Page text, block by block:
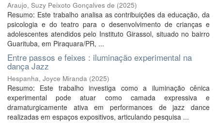
Araujo, Suzy Peixoto Gonçalves de (2025)
Resumo: Este trabalho analisa as contribuições da educação, da
psicologia e do teatro para o desenvolvimento de crianças e
adolescentes atendidos pelo Instituto Girassol, situado no bairro
Guarituba, em Piraquara/PR, ...
Entre passos e feixes : iluminação experimental na
dança Jazz
Hespanha, Joyce Miranda (2025)
Resumo: Este trabalho investiga como a iluminação cênica
experimental pode atuar como camada expressiva e
dramaturgicamente ativa em performances de jazz dance
realizadas em espaços expositivos, articulando pesquisa ...